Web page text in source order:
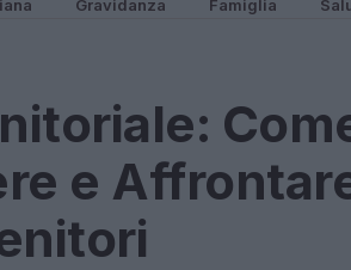
Gravidanza Famiglia
e